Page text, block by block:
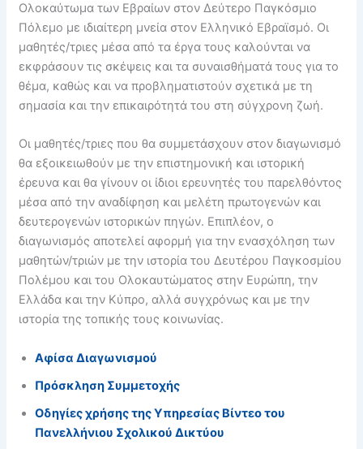
Ολοκαύτωμα των Εβραίων στον Δεύτερο Παγκόσμιο
Πόλεμο με ιδιαίτερη μνεία στον Ελληνικό Εβραϊσμό. Οι
μαθητές/τριες μέσα από τα έργα τους καλούνται να
εκφράσουν τις σκέψεις και τα συναισθήματά τους για το
θέμα, καθώς και να προβληματιστούν σχετικά με τη
σημασία και την επικαιρότητά του στη σύγχρονη ζωή.
Οι μαθητές/τριες που θα συμμετάσχουν στον διαγωνισμό
θα εξοικειωθούν με την επιστημονική και ιστορική
έρευνα και θα γίνουν οι ίδιοι ερευνητές του παρελθόντος
μέσα από την αναδίφηση και μελέτη πρωτογενών και
δευτερογενών ιστορικών πηγών. Επιπλέον, ο
διαγωνισμός αποτελεί αφορμή για την ενασχόληση των
μαθητών/τριών με την ιστορία του Δευτέρου Παγκοσμίου
Πολέμου και του Ολοκαυτώματος στην Ευρώπη, την
Ελλάδα και την Κύπρο, αλλά συγχρόνως και με την
ιστορία της τοπικής τους κοινωνίας.
Αφίσα Διαγωνισμού
Πρόσκληση Συμμετοχής
Οδηγίες χρήσης της Υπηρεσίας Βίντεο του
Πανελλήνιου Σχολικού Δικτύου